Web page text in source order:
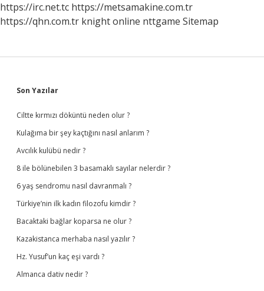
https://irc.net.tc https://metsamakine.com.tr
https://qhn.com.tr knight online nttgame Sitemap
Sidebar
Son Yazılar
Ciltte kırmızı döküntü neden olur ?
Kulağıma bir şey kaçtığını nasıl anlarım ?
Avcılık kulübü nedir ?
8 ile bölünebilen 3 basamaklı sayılar nelerdir ?
6 yaş sendromu nasıl davranmalı ?
Türkiye’nin ilk kadın filozofu kimdir ?
Bacaktaki bağlar koparsa ne olur ?
Kazakistanca merhaba nasıl yazılır ?
Hz. Yusuf’un kaç eşi vardı ?
Almanca dativ nedir ?